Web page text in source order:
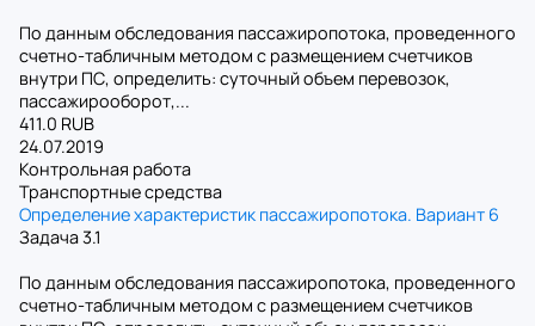
По данным обследования пассажиропотока, проведенного
счетно-табличным методом с размещением счетчиков
внутри ПС, определить: суточный объем перевозок,
пассажирооборот,...
411.0 RUB
24.07.2019
Контрольная работа
Транспортные средства
Определение характеристик пассажиропотока. Вариант 6
Задача 3.1
По данным обследования пассажиропотока, проведенного
счетно-табличным методом с размещением счетчиков